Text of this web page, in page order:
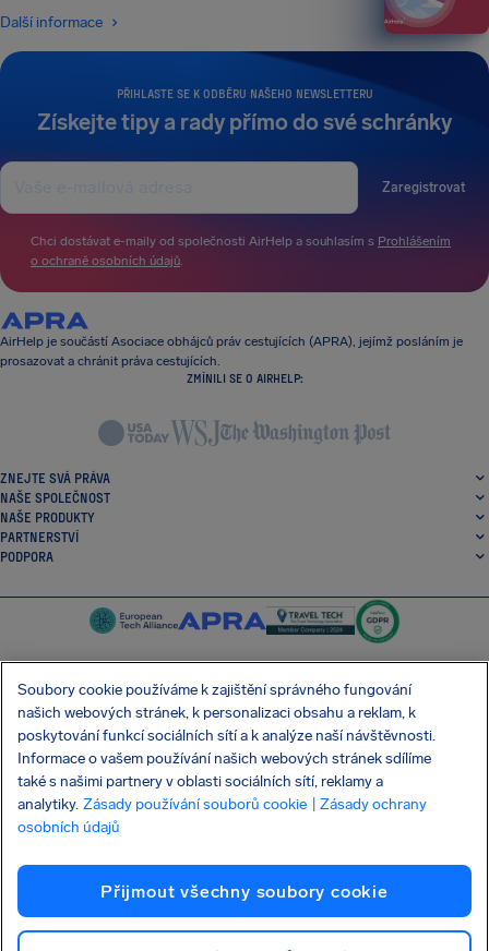
PŘIHLASTE SE K ODBĚRU NAŠEHO NEWSLETTERU
Získejte tipy a rady přímo do své schránky
Zaregistrovat
Chci dostávat e-maily od společnosti AirHelp a souhlasím s Prohlášením
o ochraně osobních údajů.
Další informace
AirHelp je součástí Asociace obhájců práv cestujících (APRA), jejímž posláním je
prosazovat a chránit práva cestujících.
ZMÍNILI SE O AIRHELP:
ZNEJTE SVÁ PRÁVA
NAŠE SPOLEČNOST
NAŠE PRODUKTY
PARTNERSTVÍ
PODPORA
SocialFacebook
SocialTwitter
SocialInstagram
SocialLinkedin
STÁHNĚTE SI NAŠI BEZPLATNOU APLIKACI
Smluvní podmínkyZásady ochrany osobních údajů
Útok na dodavatelský řetězec Shai-Hulud
Soubory cookie používáme k zajištění správného fungování
našich webových stránek, k personalizaci obsahu a reklam, k
poskytování funkcí sociálních sítí a k analýze naší návštěvnosti.
Informace o vašem používání našich webových stránek sdílíme
také s našimi partnery v oblasti sociálních sítí, reklamy a
analytiky. Zásady používání souborů cookie
| Zásady ochrany
osobních údajů
Přijmout všechny soubory cookie